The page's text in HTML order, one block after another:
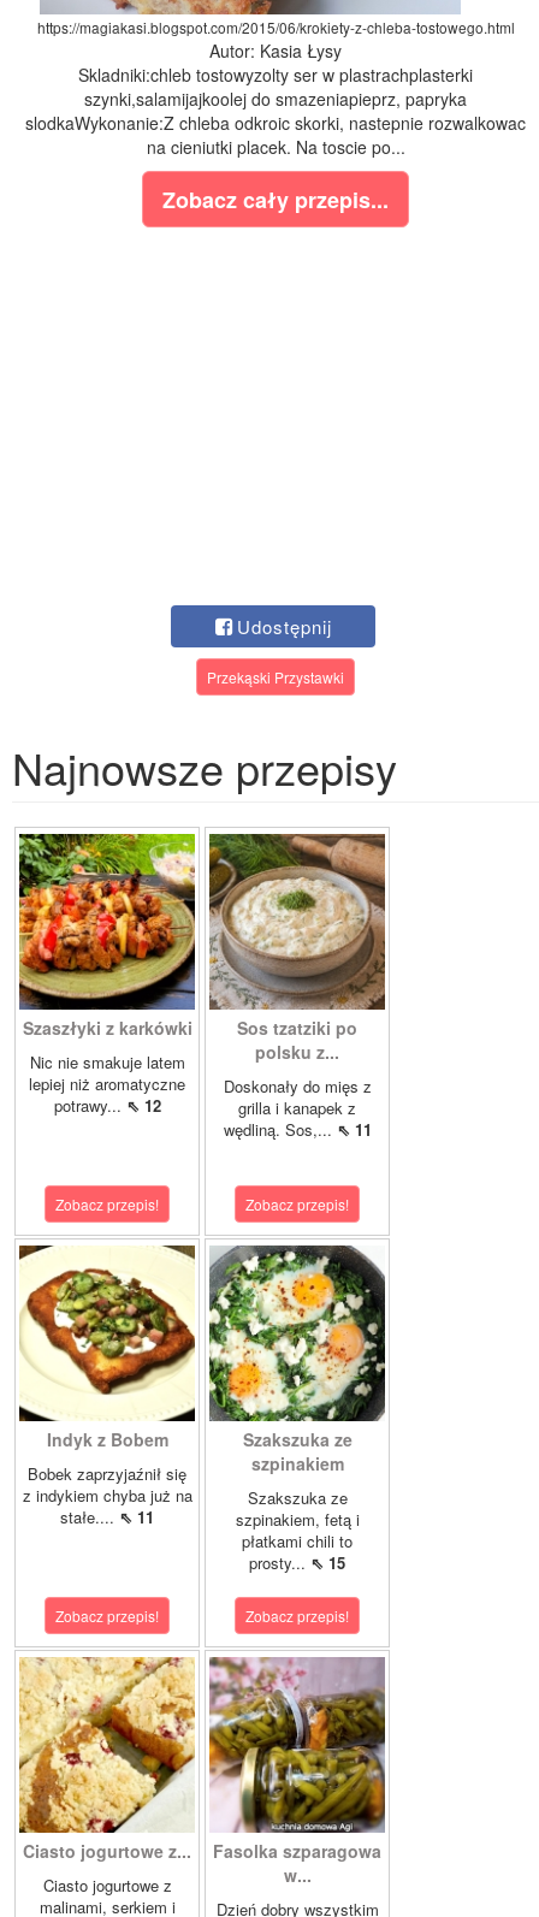
https://magiakasi.blogspot.com/2015/06/krokiety-z-chleba-tostowego.html
Autor: Kasia Łysy
Skladniki:chleb tostowyzolty ser w plastrachplasterki
szynki,salamijajkoolej do smazeniapieprz, papryka
slodkaWykonanie:Z chleba odkroic skorki, nastepnie rozwalkowac
na cieniutki placek. Na toscie po...
Zobacz cały przepis...
Udostępnij
Przekąski Przystawki
Najnowsze przepisy
Szaszłyki z karkówki
Nic nie smakuje latem
lepiej niż aromatyczne
potrawy... ⇖ 12
Zobacz przepis!
Sos tzatziki po
polsku z...
Doskonały do mięs z
grilla i kanapek z
wędliną. Sos,... ⇖ 11
Zobacz przepis!
Indyk z Bobem
Bobek zaprzyjaźnił się
z indykiem chyba już na
stałe.... ⇖ 11
Zobacz przepis!
Szakszuka ze
szpinakiem
Szakszuka ze
szpinakiem, fetą i
płatkami chili to
prosty... ⇖ 15
Zobacz przepis!
Ciasto jogurtowe z...
Ciasto jogurtowe z
malinami, serkiem i
Fasolka szparagowa
w...
Dzień dobry wszystkim